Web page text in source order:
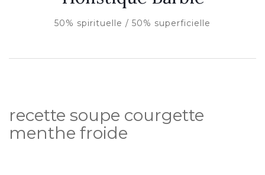
50% spirituelle / 50% superficielle
recette soupe courgette
menthe froide